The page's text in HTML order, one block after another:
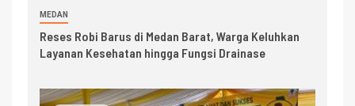
MEDAN
Reses Robi Barus di Medan Barat, Warga Keluhkan
Layanan Kesehatan hingga Fungsi Drainase